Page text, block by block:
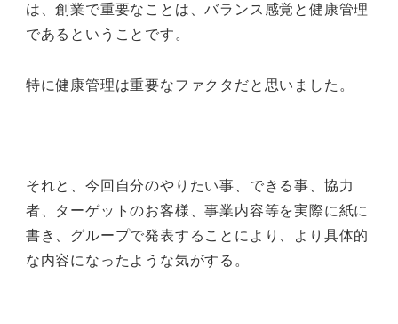
は、創業で重要なことは、バランス感覚と健康管理
であるということです。
特に健康管理は重要なファクタだと思いました。
それと、今回自分のやりたい事、できる事、協力
者、ターゲットのお客様、事業内容等を実際に紙に
書き、グループで発表することにより、より具体的
な内容になったような気がする。